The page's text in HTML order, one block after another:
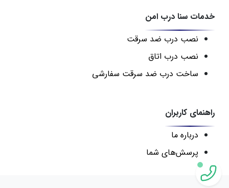
خدمات سنا درب امن
نصب درب ضد سرقت
نصب درب اتاق
ساخت درب ضد سرقت سفارشی
راهنمای کاربران
درباره ما
پرسش‌های شما